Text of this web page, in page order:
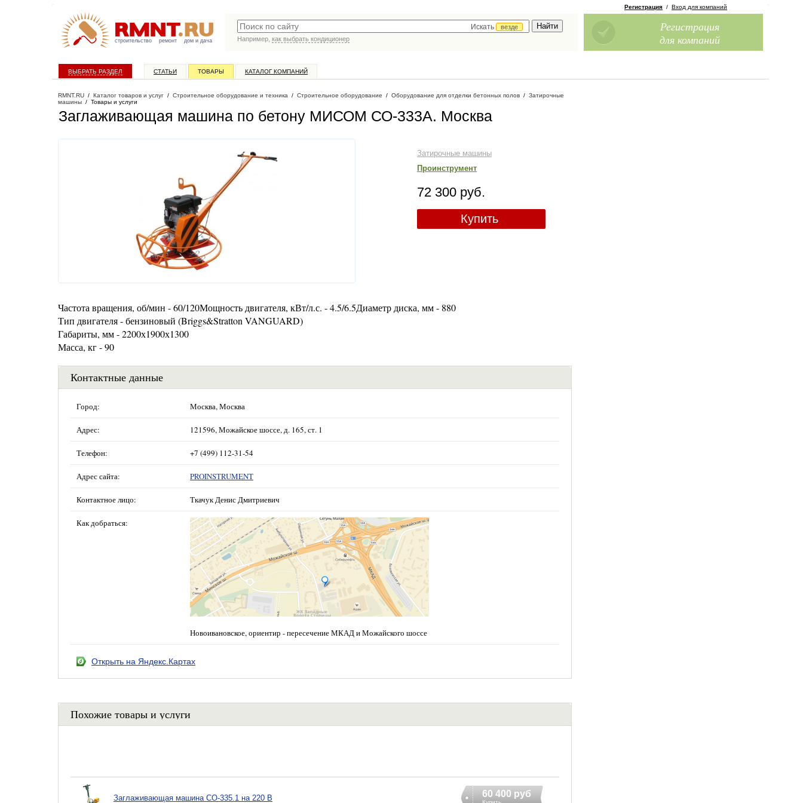
строительство ремонт дом и дача
Искать
везде
Например, как выбрать кондиционер
Регистрация / Вход для компаний
Регистрация
для компаний
ВЫБРАТЬ РАЗДЕЛ СТАТЬИ ТОВАРЫ КАТАЛОГ КОМПАНИЙ
RMNT.RU / Каталог товаров и услуг / Строительное оборудование и техника / Строительное оборудование / Оборудование для отделки бетонных полов / Затирочные
машины / Товары и услуги
Заглаживающая машина по бетону МИСОМ СО-333А. Москва
Затирочные машины
Проинструмент
72 300 руб.
Купить
Частота вращения, об/мин - 60/120Мощность двигателя, кВт/л.с. - 4.5/6.5Диаметр диска, мм - 880
Тип двигателя - бензиновый (Briggs&Stratton VANGUARD)
Габариты, мм - 2200х1900х1300
Масса, кг - 90
Контактные данные
Город: Москва, Москва
Адрес: 121596, Можайское шоссе, д. 165, ст. 1
Телефон: +7 (499) 112-31-54
Адрес сайта: PROINSTRUMENT
Контактное лицо: Ткачук Денис Дмитриевич
Как добраться:
Новоивановское, ориентир - пересечение МКАД и Можайского шоссе
Открыть на Яндекс.Картах
Похожие товары и услуги
Заглаживающая машина СО-335.1 на 220 В 60 400 руб